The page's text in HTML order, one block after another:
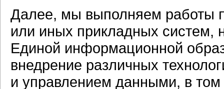
Далее, мы выполняем работы
или иных прикладных систем,
Единой информационной
внедрение различных
и управлением данными, в том